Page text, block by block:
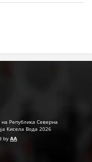
Република Северна
Кисела Вода 2026
by AA